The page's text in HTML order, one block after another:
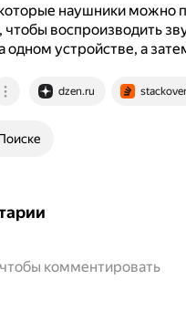
наушники можно
воспроизводить
одном устройстве, а
dzen.ru
комментировать